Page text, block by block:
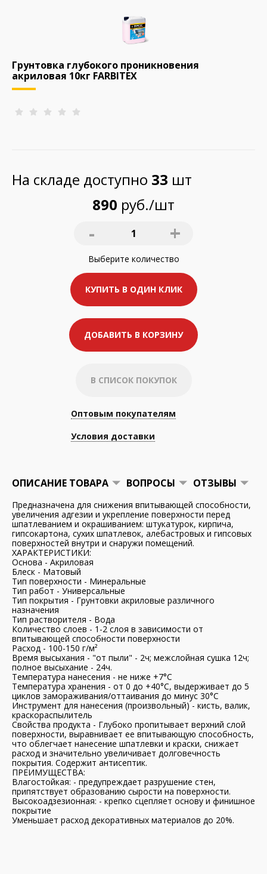
Грунтовка глубокого проникновения
акриловая 10кг FARBITEX
На складе доступно 33 шт
890 руб./шт
- 1 +
Выберите количество
КУПИТЬ В ОДИН КЛИК
ДОБАВИТЬ В КОРЗИНУ
В СПИСОК ПОКУПОК
Оптовым покупателям
Условия доставки
ОПИСАНИЕ ТОВАРА ВОПРОСЫ ОТЗЫВЫ
Предназначена для снижения впитывающей способности,
увеличения адгезии и укрепление поверхности перед
шпатлеванием и окрашиванием: штукатурок, кирпича,
гипсокартона, сухих шпатлевок, алебастровых и гипсовых
поверхностей внутри и снаружи помещений.
ХАРАКТЕРИСТИКИ:
Основа - Акриловая
Блеск - Матовый
Тип поверхности - Минеральные
Тип работ - Универсальные
Тип покрытия - Грунтовки акриловые различного
назначения
Тип растворителя - Вода
Количество слоев - 1-2 слоя в зависимости от
впитывающей способности поверхности
Расход - 100-150 г/м²
Время высыхания - "от пыли" - 2ч; межслойная сушка 12ч;
полное высыхание - 24ч.
Температура нанесения - не ниже +7°С
Температура хранения - от 0 до +40°С, выдерживает до 5
циклов замораживания/оттаивания до минус 30°С
Инструмент для нанесения (произвольный) - кисть, валик,
краскораспылитель
Свойства продукта - Глубоко пропитывает верхний слой
поверхности, выравнивает ее впитывающую способность,
что облегчает нанесение шпатлевки и краски, снижает
расход и значительно увеличивает долговечность
покрытия. Содержит антисептик.
ПРЕИМУЩЕСТВА:
Влагостойкая: - предупреждает разрушение стен,
припятствует образованию сырости на поверхности.
Высокоадзезионная: - крепко сцепляет основу и финишное
покрытие
Уменьшает расход декоративных материалов до 20%.